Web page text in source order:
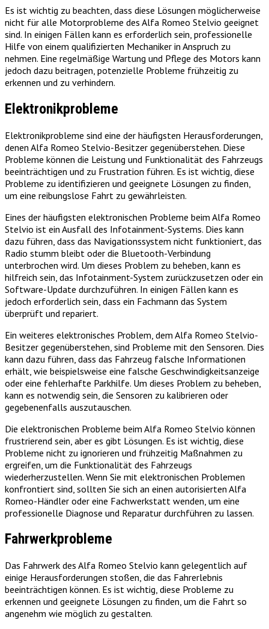
Es ist wichtig zu beachten, dass diese Lösungen möglicherweise
nicht für alle Motorprobleme des Alfa Romeo Stelvio geeignet
sind. In einigen Fällen kann es erforderlich sein, professionelle
Hilfe von einem qualifizierten Mechaniker in Anspruch zu
nehmen. Eine regelmäßige Wartung und Pflege des Motors kann
jedoch dazu beitragen, potenzielle Probleme frühzeitig zu
erkennen und zu verhindern.
Elektronikprobleme
Elektronikprobleme sind eine der häufigsten Herausforderungen,
denen Alfa Romeo Stelvio-Besitzer gegenüberstehen. Diese
Probleme können die Leistung und Funktionalität des Fahrzeugs
beeinträchtigen und zu Frustration führen. Es ist wichtig, diese
Probleme zu identifizieren und geeignete Lösungen zu finden,
um eine reibungslose Fahrt zu gewährleisten.
Eines der häufigsten elektronischen Probleme beim Alfa Romeo
Stelvio ist ein Ausfall des Infotainment-Systems. Dies kann
dazu führen, dass das Navigationssystem nicht funktioniert, das
Radio stumm bleibt oder die Bluetooth-Verbindung
unterbrochen wird. Um dieses Problem zu beheben, kann es
hilfreich sein, das Infotainment-System zurückzusetzen oder ein
Software-Update durchzuführen. In einigen Fällen kann es
jedoch erforderlich sein, dass ein Fachmann das System
überprüft und repariert.
Ein weiteres elektronisches Problem, dem Alfa Romeo Stelvio-
Besitzer gegenüberstehen, sind Probleme mit den Sensoren. Dies
kann dazu führen, dass das Fahrzeug falsche Informationen
erhält, wie beispielsweise eine falsche Geschwindigkeitsanzeige
oder eine fehlerhafte Parkhilfe. Um dieses Problem zu beheben,
kann es notwendig sein, die Sensoren zu kalibrieren oder
gegebenenfalls auszutauschen.
Die elektronischen Probleme beim Alfa Romeo Stelvio können
frustrierend sein, aber es gibt Lösungen. Es ist wichtig, diese
Probleme nicht zu ignorieren und frühzeitig Maßnahmen zu
ergreifen, um die Funktionalität des Fahrzeugs
wiederherzustellen. Wenn Sie mit elektronischen Problemen
konfrontiert sind, sollten Sie sich an einen autorisierten Alfa
Romeo-Händler oder eine Fachwerkstatt wenden, um eine
professionelle Diagnose und Reparatur durchführen zu lassen.
Fahrwerkprobleme
Das Fahrwerk des Alfa Romeo Stelvio kann gelegentlich auf
einige Herausforderungen stoßen, die das Fahrerlebnis
beeinträchtigen können. Es ist wichtig, diese Probleme zu
erkennen und geeignete Lösungen zu finden, um die Fahrt so
angenehm wie möglich zu gestalten.